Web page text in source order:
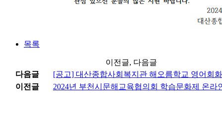
목록
이전글, 다음글
다음글
[공고] 대산종합사회복지관 해오름학교 영어회
이전글
2024년 부천시문해교육협의회 학습문화제 온라